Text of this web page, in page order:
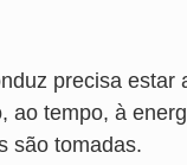
precisa estar
ao tempo, à
são tomadas.